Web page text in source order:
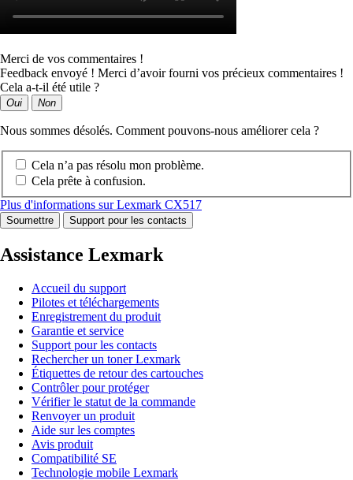
Merci de vos commentaires !
Feedback envoyé ! Merci d’avoir fourni vos précieux commentaires !
Cela a-t-il été utile ?
Oui Non
Nous sommes désolés. Comment pouvons-nous améliorer cela ?
Cela n’a pas résolu mon problème.
Cela prête à confusion.
Plus d'informations sur Lexmark CX517
Soumettre Support pour les contacts
Assistance Lexmark
Accueil du support
Pilotes et téléchargements
Enregistrement du produit
Garantie et service
Support pour les contacts
Rechercher un toner Lexmark
Étiquettes de retour des cartouches
Contrôler pour protéger
Vérifier le statut de la commande
Renvoyer un produit
Aide sur les comptes
Avis produit
Compatibilité SE
Technologie mobile Lexmark